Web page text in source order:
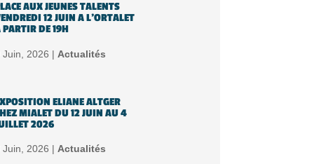
AUX JEUNES TALENTS
12 JUIN A L’ORTALET
PARTIR DE 19H
Juin, 2026 | Actualités
ELIANE ALTGER
MIALET DU 12 JUIN AU 4
2026
Juin, 2026 | Actualités